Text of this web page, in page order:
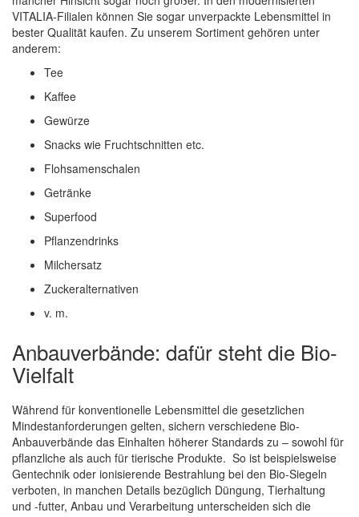
VITALIA-Filialen können Sie sogar unverpackte Lebensmittel in
bester Qualität kaufen. Zu unserem Sortiment gehören unter
anderem:
Tee
Kaffee
Gewürze
Snacks wie Fruchtschnitten etc.
Flohsamenschalen
Getränke
Superfood
Pflanzendrinks
Milchersatz
Zuckeralternativen
v. m.
Anbauverbände: dafür steht die Bio-
Vielfalt
Während für konventionelle Lebensmittel die gesetzlichen
Mindestanforderungen gelten, sichern verschiedene Bio-
Anbauverbände das Einhalten höherer Standards zu – sowohl für
pflanzliche als auch für tierische Produkte. So ist beispielsweise
Gentechnik oder ionisierende Bestrahlung bei den Bio-Siegeln
verboten, in manchen Details bezüglich Düngung, Tierhaltung
und -futter, Anbau und Verarbeitung unterscheiden sich die